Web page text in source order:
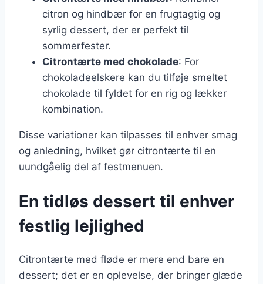
citron og hindbær for en frugtagtig og
syrlig dessert, der er perfekt til
sommerfester.
Citrontærte med chokolade: For
chokoladeelskere kan du tilføje smeltet
chokolade til fyldet for en rig og lækker
kombination.
Disse variationer kan tilpasses til enhver smag
og anledning, hvilket gør citrontærte til en
uundgåelig del af festmenuen.
En tidløs dessert til enhver
festlig lejlighed
Citrontærte med fløde er mere end bare en
dessert; det er en oplevelse, der bringer glæde